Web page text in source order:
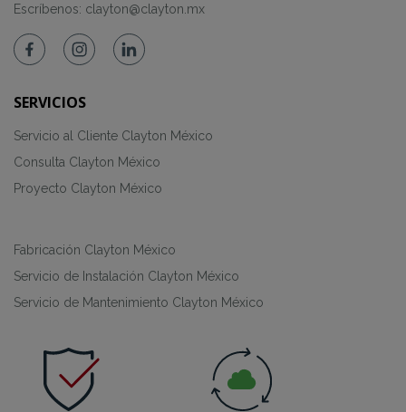
Escríbenos: clayton@clayton.mx
SERVICIOS
Servicio al Cliente Clayton México
Consulta Clayton México
Proyecto Clayton México
Fabricación Clayton México
Servicio de Instalación Clayton México
Servicio de Mantenimiento Clayton México